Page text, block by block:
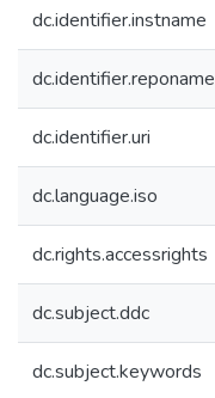
dc.identifier.instname
dc.identifier.reponame
dc.identifier.uri
dc.language.iso
dc.rights.accessrights
dc.subject.ddc
dc.subject.keywords